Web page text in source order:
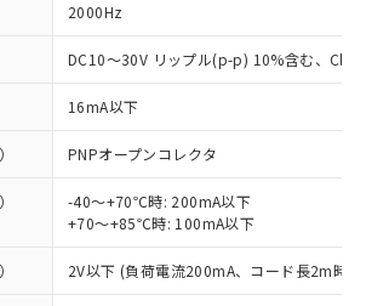
2000Hz
DC10～30V リップル(p-p) 10%含む、
16mA以下
PNPオープンコレクタ
-40～+70℃時: 200mA以下
+70～+85℃時: 100mA以下
2V以下 (負荷電流200mA、コード長2m時)